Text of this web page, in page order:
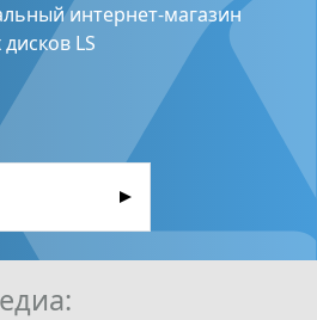
интернет-магазин
LS